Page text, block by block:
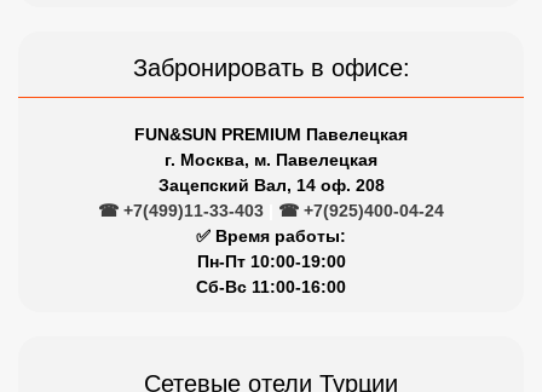
Забронировать в офисе:
FUN&SUN PREMIUM Павелецкая
г. Москва, м. Павелецкая
Зацепский Вал, 14 оф. 208
☎ +7(499)11-33-403
☎ +7(925)400-04-24
✅ Время работы:
Пн-Пт 10:00-19:00
Сб-Вс 11:00-16:00
Сетевые отели Турции